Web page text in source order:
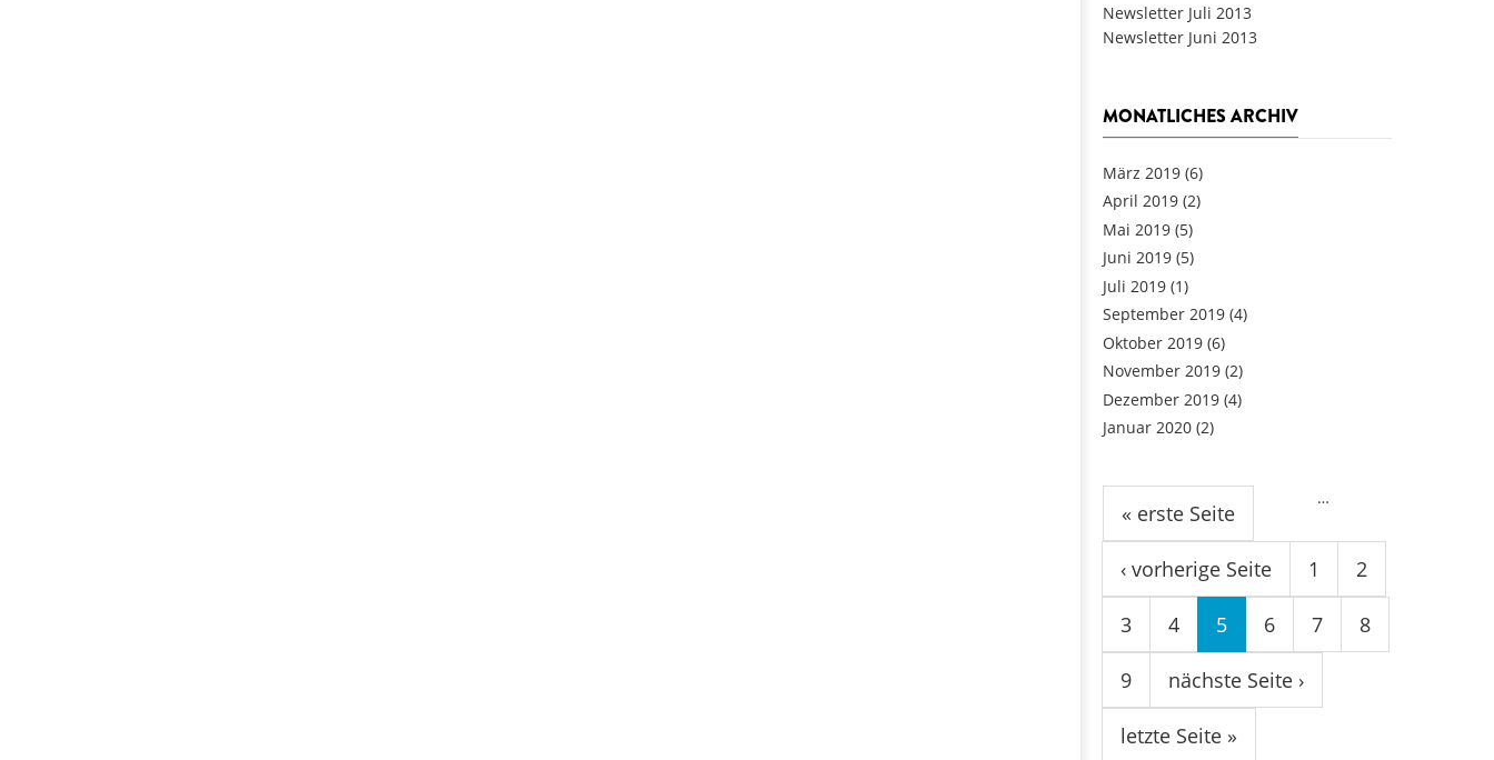
Newsletter Juli 2013
Newsletter Juni 2013
MONATLICHES ARCHIV
März 2019 (6)
April 2019 (2)
Mai 2019 (5)
Juni 2019 (5)
Juli 2019 (1)
September 2019 (4)
Oktober 2019 (6)
November 2019 (2)
Dezember 2019 (4)
Januar 2020 (2)
Seiten
« erste Seite
‹ vorherige Seite 1 2
3 4 5 6 7 8
9
…
nächste Seite ›
letzte Seite »